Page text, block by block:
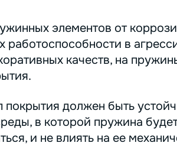
элементов от
работоспособности в
качеств, на
должен быть
в которой пружина
и не влиять на ее